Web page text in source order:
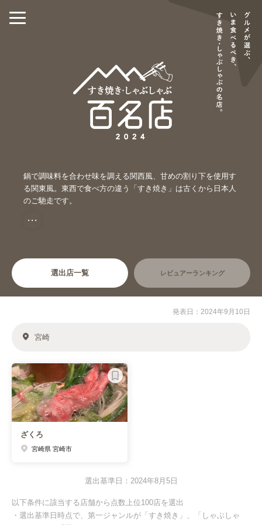
鍋で調味料を合わせ味を調える関西風、甘めの割り下を使用す
る関東風。東西で食べ方の違う「すき焼き」は古くから日本人
のご馳走です。
・・・
選出店一覧 レビュアーランキング
発表日：2024年9月10日
宮崎
ざくろ
宮崎県 宮崎市
選出基準日：2024年8月5日
以下条件に該当する店舗から点数上位100店を選出
・選出基準日時点で、第一ジャンルが「すき焼き」、「しゃぶしゃ